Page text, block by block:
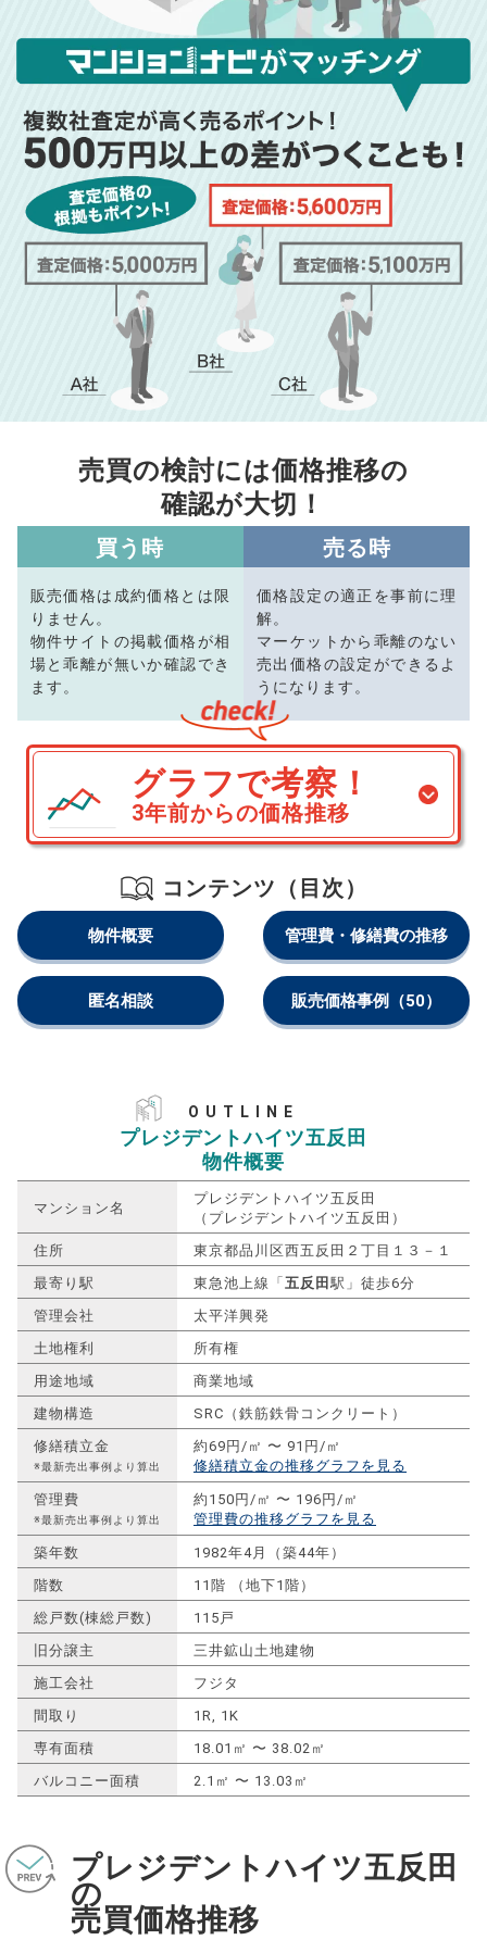
売買の検討には価格推移の
確認が大切！
買う時
販売価格は成約価格とは限
りません。
物件サイトの掲載価格が相
場と乖離が無いか確認でき
ます。
売る時
価格設定の適正を事前に理
解。
マーケットから乖離のない
売出価格の設定ができるよ
うになります。
グラフで考察！
3年前からの価格推移
コンテンツ（目次）
物件概要 管理費・修繕費の推移
匿名相談 販売価格事例 （50）
OUTLINE
プレジデントハイツ五反田
物件概要
マンション名
プレジデントハイツ五反田
（プレジデントハイツ五反田）
住所
東京都品川区西五反田２丁目１３－１
最寄り駅
東急池上線「五反田駅」徒歩6分
管理会社
太平洋興発
土地権利
所有権
用途地域
商業地域
建物構造
SRC（鉄筋鉄骨コンクリート）
修繕積立金
※最新売出事例より算出
約69円/㎡ 〜 91円/㎡
修繕積立金の推移グラフを見る
管理費
※最新売出事例より算出
約150円/㎡ 〜 196円/㎡
管理費の推移グラフを見る
築年数
1982年4月（築44年）
階数
11階 （地下1階）
総戸数(棟総戸数)
115戸
旧分譲主
三井鉱山土地建物
施工会社
フジタ
間取り
1R, 1K
専有面積
18.01㎡ 〜 38.02㎡
バルコニー面積
2.1㎡ 〜 13.03㎡
プレジデントハイツ五反田
の
売買価格推移